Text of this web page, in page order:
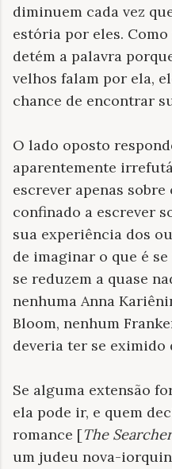
diminuem cada vez
estória por eles.
detém a palavra
velhos falam por ela,
chance de encontrar
O lado oposto
aparentemente
escrever apenas sobre
confinado a escrever
sua experiência dos
de imaginar o que é
se reduzem a quase
nenhuma Anna
Bloom, nenhum
deveria ter se eximido
Se alguma extensão
ela pode ir, e quem
romance [The Searcher
um judeu nova-